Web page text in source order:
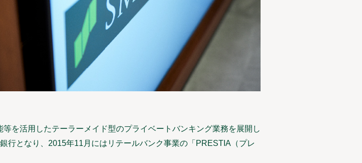
を活用したテーラーメイド型のプライベートバンキング業務を展開し
行となり、2015年11月にはリテールバンク事業の「PRESTIA（プレ